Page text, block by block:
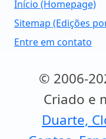
Início (Homepage)
Sitemap (Edições
Entre em contato
© 2006-
Criado e
Duarte,